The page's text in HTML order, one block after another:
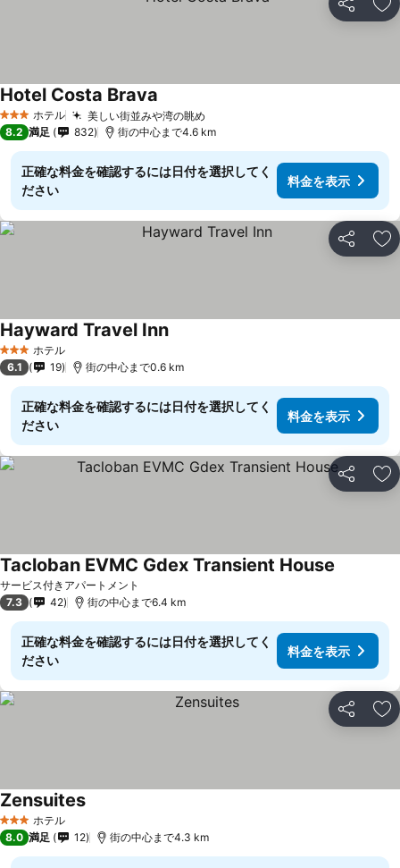
シェア お
3 ホテルのランク
ホテル 美しい街並みや湾の眺め
Hotel Costa Brava
8.2 満足 832 街の中心まで4.6 km
正確な料金を確認するには日付を選択してく
ださい
料金を表示
シェア お
3 ホテルのランク
ホテル
Hayward Travel Inn
6.1 19 街の中心まで0.6 km
正確な料金を確認するには日付を選択してく
ださい
料金を表示
シェア お
サービス付きアパートメント
Tacloban EVMC Gdex Transient House
7.3 42 街の中心まで6.4 km
正確な料金を確認するには日付を選択してく
ださい
料金を表示
シェア お
3 ホテルのランク
ホテル
Zensuites
8.0 満足 12 街の中心まで4.3 km